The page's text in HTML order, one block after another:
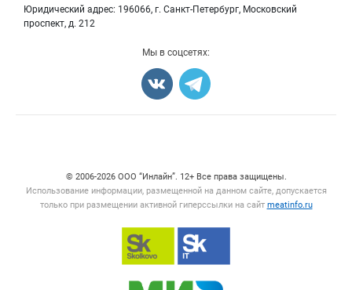
Юридический адрес: 196066, г. Санкт-Петербург, Московский
проспект, д. 212
Вакансии
Мы в соцсетях:
© 2006‑2026 ООО “Инлайн”. 12+ Все права защищены.
Использование информации, размещенной на данном сайте, допускается
только при размещении активной гиперссылки на сайт meatinfo.ru